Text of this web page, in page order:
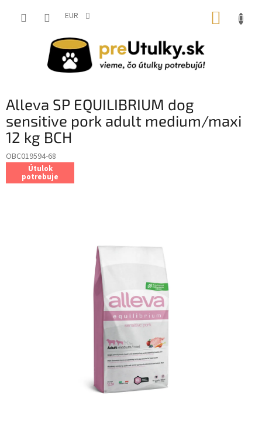
EUR
Alleva SP EQUILIBRIUM dog
sensitive pork adult medium/maxi
12 kg BCH
OBC019594-68
Útulok
potrebuje